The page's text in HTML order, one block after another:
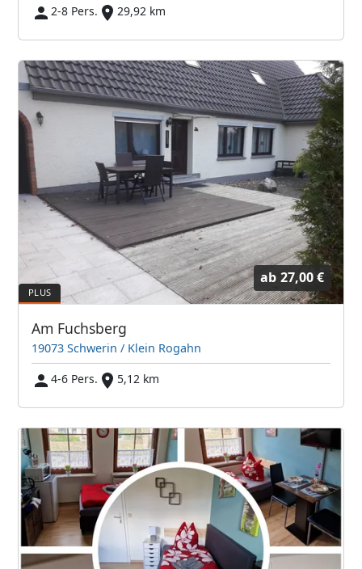
2-8 Pers.
29,92 km
ab 27,00 €
Am Fuchsberg
19073 Schwerin / Klein Rogahn
4-6 Pers.
5,12 km